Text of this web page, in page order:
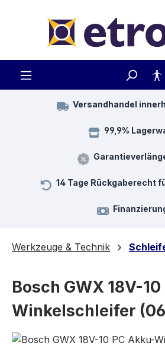
Versandhandel
99,9%
14 Tage Rückgaberecht
Werkzeuge & Technik
Bosch GWX 18V-
Winkelschleifer
Bildergalerie überspringen